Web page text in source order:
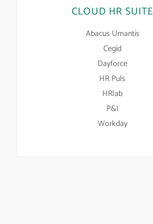
CLOUD HR SUITE
Abacus Umantis
Cegid
Dayforce
HR Puls
HRlab
P&I
Workday